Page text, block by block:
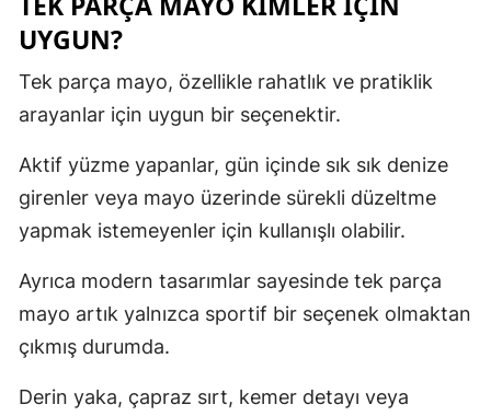
UYGUN?
Tek parça mayo, özellikle rahatlık ve pratiklik
arayanlar için uygun bir seçenektir.
Aktif yüzme yapanlar, gün içinde sık sık denize
girenler veya mayo üzerinde sürekli düzeltme
yapmak istemeyenler için kullanışlı olabilir.
Ayrıca modern tasarımlar sayesinde tek parça
mayo artık yalnızca sportif bir seçenek olmaktan
çıkmış durumda.
Derin yaka, çapraz sırt, kemer detayı veya